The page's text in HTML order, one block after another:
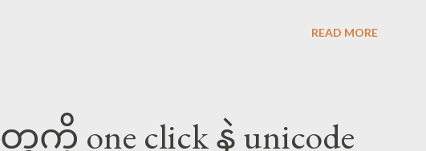
ကိုသုံး၍ ဒေါင်းပါ [ DOWNLOAD ] Mirror
Myanmar Unicode Keyboards KeyMan
READ MORE
ကို one click နဲ့ unicode